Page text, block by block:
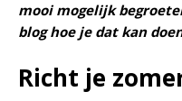
mooi mogelijk
blog hoe je dat kan
Richt je